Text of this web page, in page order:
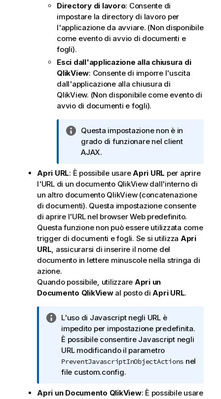
Directory di lavoro: Consente di
impostare la directory di lavoro per
l'applicazione da avviare. (Non disponibile
come evento di avvio di documenti e
fogli).
Esci dall'applicazione alla chiusura di
QlikView: Consente di imporre l'uscita
dall'applicazione alla chiusura di
QlikView. (Non disponibile come evento di
avvio di documenti e fogli).
N
o
t
i
n
f
o
r
m
a
t
i
a
Questa impostazione non è in
grado di funzionare nel client
AJAX.
Apri URL: È possibile usare Apri URL per aprire
l'URL di un documento QlikViewdall'interno di
un altro documento QlikView(concatenazione
di documenti). Questa impostazione consente
di aprire l'URL nel browser Web predefinito.
Questa funzione non può essere utilizzata come
trigger di documenti e fogli. Se si utilizza Apri
URL , assicurarsi di inserire il nome del
documento in lettere minuscole nella stringa di
azione.
Quando possibile, utilizzare Apri un
Documento QlikViewal posto di Apri URL.
N
o
t
a
i
n
o
L'uso di Javascript negli URL è
impedito per impostazione predefinita.
È possibile consentire Javascript negli
URL modificando il parametro
PreventJavascriptInObjectActions nel
file custom.config.
Apri un Documento QlikView: È possibile usare